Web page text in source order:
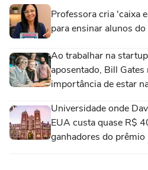
Professora cria 'caixa
para ensinar alunos
Ao trabalhar na
aposentado, Bill
importância de estar
Universidade onde
EUA custa quase R$
ganhadores do prêmio